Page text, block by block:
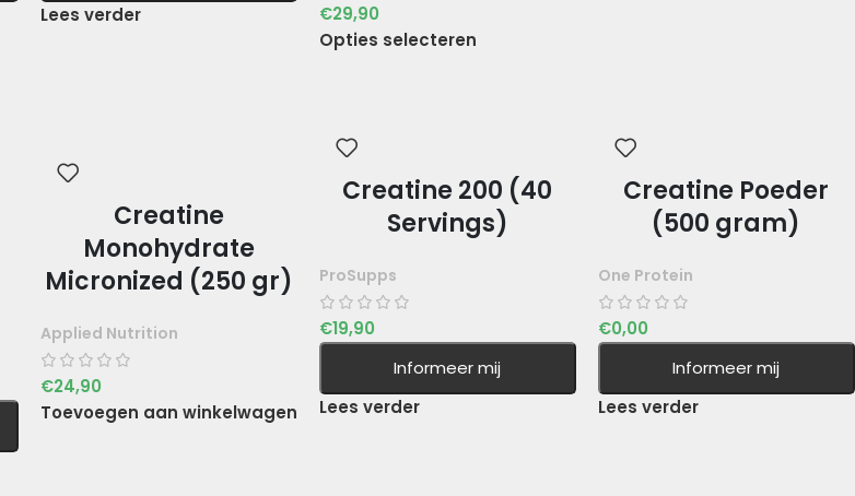
Lees verder
€29,90
Opties selecteren
Creatine
Monohydrate
Micronized (250 gr)
Applied Nutrition
€24,90
Toevoegen aan winkelwagen
Creatine 200 (40
Servings)
ProSupps
€19,90
Informeer mij
Lees verder
Creatine Poeder
(500 gram)
One Protein
€0,00
Informeer mij
Lees verder